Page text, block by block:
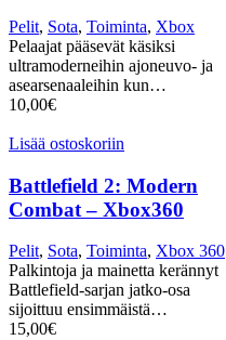
Pelit, Sota, Toiminta, Xbox
Pelaajat pääsevät käsiksi
ultramoderneihin ajoneuvo- ja
asearsenaaleihin kun…
10,00€
Lisää ostoskoriin
Battlefield 2: Modern
Combat – Xbox360
Pelit, Sota, Toiminta, Xbox 360
Palkintoja ja mainetta kerännyt
Battlefield-sarjan jatko-osa
sijoittuu ensimmäistä…
15,00€